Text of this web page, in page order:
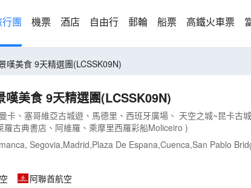
行團 機票 酒店 自由行 郵輪 船票 高鐵火車票
嘆美食 9天精選團(LCSSK09N)
嘆美食 9天精選團(LCSSK09N)
卡、塞哥維亞古城遊、馬德里、西班牙廣場、 天空之城~昆卡
羅古典書店、阿維羅、乘摩里西羅彩船Moliceiro )
Segovia,Madrid,Plaza De Espana,Cuenca,San Pablo
阿聯酋航空